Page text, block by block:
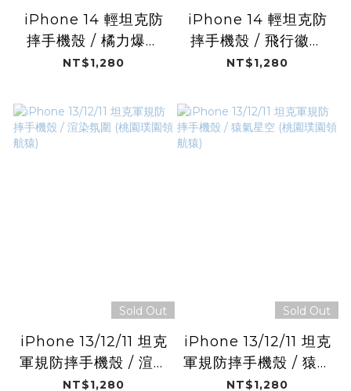
iPhone 14 輕坦克防
摔手機殼 / 橘力爆發
(桃園璞園領航猿)
NT$1,280
iPhone 14 輕坦克防
摔手機殼 / 飛行徽章
(桃園璞園領航猿)
NT$1,280
Sold Out
iPhone 13/12/11 坦克
軍規防摔手機殼 / 渲染
氛圍 (桃園璞園領航
NT$1,280
Sold Out
iPhone 13/12/11 坦克
軍規防摔手機殼 / 猿氣
星空 (桃園璞園領航
NT$1,280